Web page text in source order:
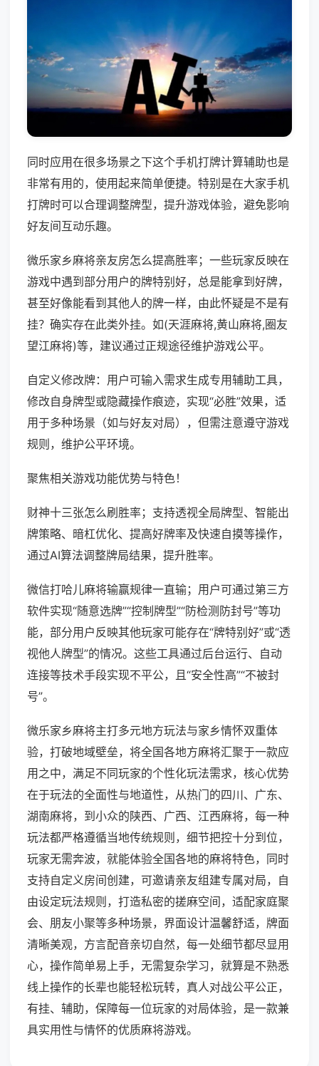
同时应用在很多场景之下这个手机打牌计算辅助也是
非常有用的，使用起来简单便捷。特别是在大家手机
打牌时可以合理调整牌型，提升游戏体验，避免影响
好友间互动乐趣。
微乐家乡麻将亲友房怎么提高胜率；一些玩家反映在
游戏中遇到部分用户的牌特别好，总是能拿到好牌，
甚至好像能看到其他人的牌一样，由此怀疑是不是有
挂？确实存在此类外挂。如(天涯麻将,黄山麻将,圈友
望江麻将)等，建议通过正规途径维护游戏公平。
自定义修改牌：用户可输入需求生成专用辅助工具，
修改自身牌型或隐藏操作痕迹，实现“必胜”效果，适
用于多种场景（如与好友对局），但需注意遵守游戏
规则，维护公平环境。
聚焦相关游戏功能优势与特色！
财神十三张怎么刷胜率；支持透视全局牌型、智能出
牌策略、暗杠优化、提高好牌率及快速自摸等操作，
通过AI算法调整牌局结果，提升胜率。
微信打哈儿麻将输赢规律一直输；用户可通过第三方
软件实现“随意选牌”“控制牌型”“防检测防封号”等功
能，部分用户反映其他玩家可能存在“牌特别好”或“透
视他人牌型”的情况。这些工具通过后台运行、自动
连接等技术手段实现不平公，且“安全性高”“不被封
号”。
微乐家乡麻将主打多元地方玩法与家乡情怀双重体
验，打破地域壁垒，将全国各地方麻将汇聚于一款应
用之中，满足不同玩家的个性化玩法需求，核心优势
在于玩法的全面性与地道性，从热门的四川、广东、
湖南麻将，到小众的陕西、广西、江西麻将，每一种
玩法都严格遵循当地传统规则，细节把控十分到位，
玩家无需奔波，就能体验全国各地的麻将特色，同时
支持自定义房间创建，可邀请亲友组建专属对局，自
由设定玩法规则，打造私密的搓麻空间，适配家庭聚
会、朋友小聚等多种场景，界面设计温馨舒适，牌面
清晰美观，方言配音亲切自然，每一处细节都尽显用
心，操作简单易上手，无需复杂学习，就算是不熟悉
线上操作的长辈也能轻松玩转，真人对战公平公正，
有挂、辅助，保障每一位玩家的对局体验，是一款兼
具实用性与情怀的优质麻将游戏。